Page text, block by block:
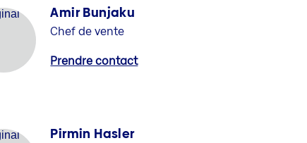
Amir Bunjaku
Chef de vente
Prendre contact
Pirmin Hasler